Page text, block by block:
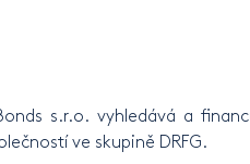
s.r.o. vyhledává a
ve skupině DRFG.